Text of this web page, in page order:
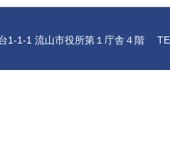
1-1-1 流山市役所第１庁舎４階